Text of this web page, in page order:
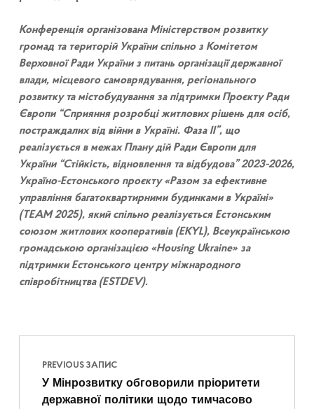
Конференція організована Міністерством розвитку
громад та територій України спільно з Комітетом
Верховної Ради України з питань організації державної
влади, місцевого самоврядування, регіонального
розвитку та містобудування за підтримки Проєкту Ради
Європи “Сприяння розробці житлових рішень для осіб,
постраждалих від війни в Україні. Фаза II”, що
реалізується в межах Плану дій Ради Європи для
України “Стійкість, відновлення та відбудова” 2023-2026,
Україно-Естонського проєкту «Разом за ефективне
управління багатоквартирними будинками в Україні»
(TEAM 2025), який спільно реалізується Естонським
союзом житлових кооперативів (EKYL), Всеукраїнською
громадською організацією «Housing Ukraine» за
підтримки Естонського центру міжнародного
співробітництва (ESTDEV).
Skip back to main navigation
Навігація записів
PREVIOUS ЗАПИС
У Мінрозвитку обговорили пріоритети
державної політики щодо тимчасово